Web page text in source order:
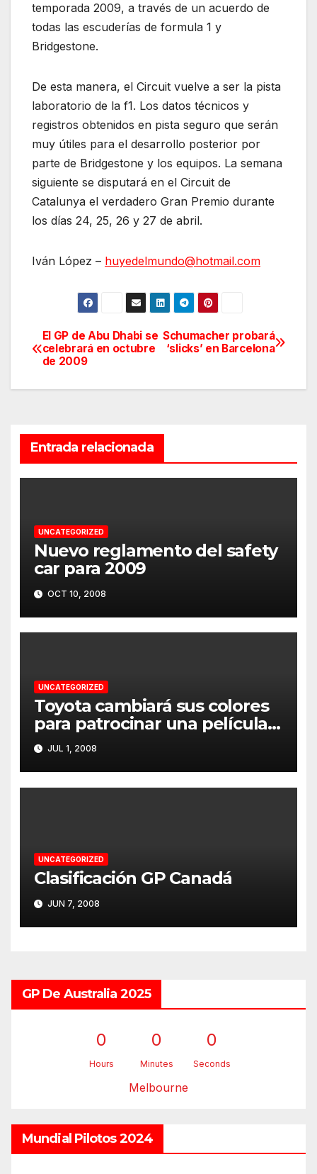
temporada 2009, a través de un acuerdo de
todas las escuderías de formula 1 y
Bridgestone.
De esta manera, el Circuit vuelve a ser la pista
laboratorio de la f1. Los datos técnicos y
registros obtenidos en pista seguro que serán
muy útiles para el desarrollo posterior por
parte de Bridgestone y los equipos. La semana
siguiente se disputará en el Circuit de
Catalunya el verdadero Gran Premio durante
los días 24, 25, 26 y 27 de abril.
Iván López – huyedelmundo@hotmail.com
Navegación
de
Schumacher probará
‘slicks’ en Barcelona
El GP de Abu Dhabi se
celebrará en octubre
de 2009
Entrada relacionada
UNCATEGORIZED
Nuevo reglamento del safety
car para 2009
OCT 10, 2008
UNCATEGORIZED
Toyota cambiará sus colores
para patrocinar una película
en Silverstone
JUL 1, 2008
UNCATEGORIZED
Clasificación GP Canadá
JUN 7, 2008
GP De Australia 2025
0
Hours
0
Minutes
0
Seconds
Melbourne
Mundial Pilotos 2024